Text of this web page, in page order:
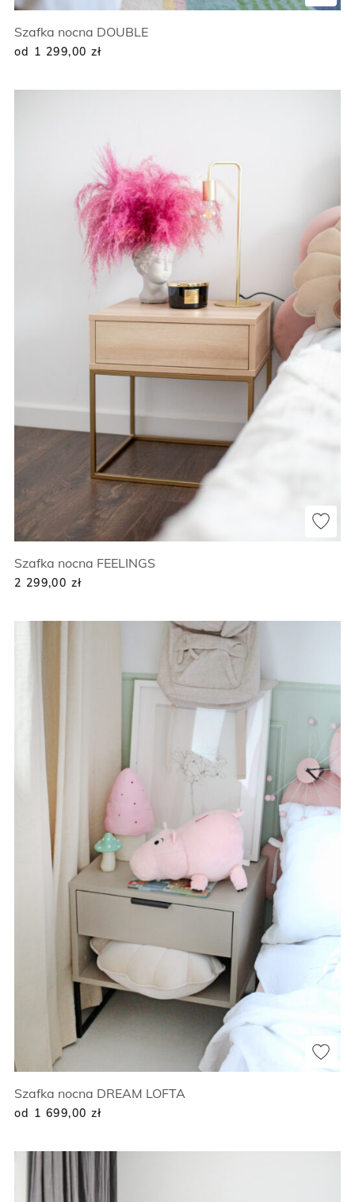
Szafka nocna DOUBLE
od 1 299,00 zł
Szafka nocna FEELINGS
2 299,00 zł
Szafka nocna DREAM LOFTA
od 1 699,00 zł